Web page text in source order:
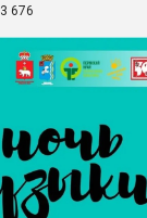
3 676